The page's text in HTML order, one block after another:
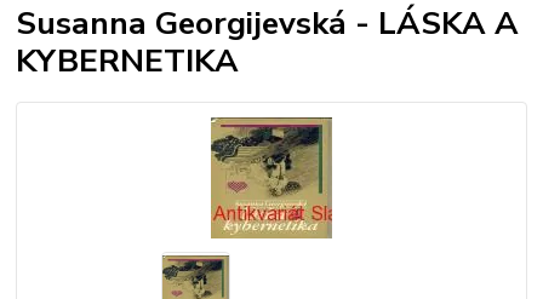
Susanna Georgijevská - LÁSKA A
KYBERNETIKA